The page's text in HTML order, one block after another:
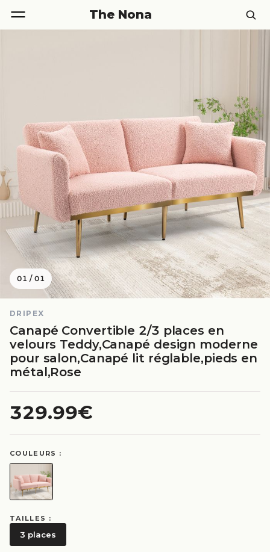
The Nona
01 /01
DRIPEX
Canapé Convertible 2/3 places en
velours Teddy,Canapé design moderne
pour salon,Canapé lit réglable,pieds en
métal,Rose
329.99€
COULEURS :
TAILLES :
3 places